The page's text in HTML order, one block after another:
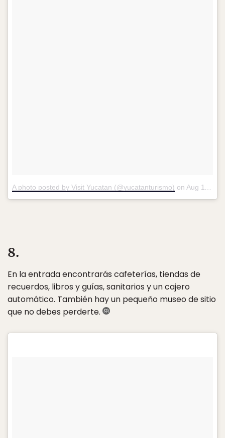
A photo posted by Visit Yucatan (@yucatanturismo) on Aug 11, 2016 at 8:20am PDT
8.
En la entrada encontrarás cafeterías, tiendas de
recuerdos, libros y guías, sanitarios y un cajero
automático. También hay un pequeño museo de sitio
que no debes perderte.